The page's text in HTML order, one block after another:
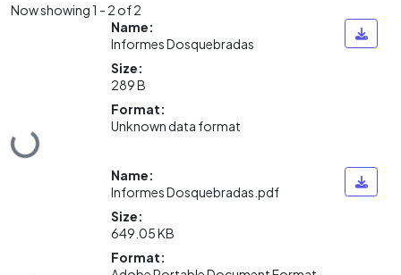
Now showing1 - 2 of 2
Loading...
Name:
Informes Dosquebradas
Size:
289 B
Format:
Unknown data format
Name:
Informes Dosquebradas.pdf
Size:
649.05 KB
Format: